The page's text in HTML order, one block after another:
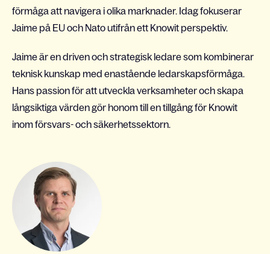
förmåga att navigera i olika marknader. Idag fokuserar
Jaime på EU och Nato utifrån ett Knowit perspektiv.
Jaime är en driven och strategisk ledare som kombinerar
teknisk kunskap med enastående ledarskapsförmåga.
Hans passion för att utveckla verksamheter och skapa
långsiktiga värden gör honom till en tillgång för Knowit
inom försvars- och säkerhetssektorn.